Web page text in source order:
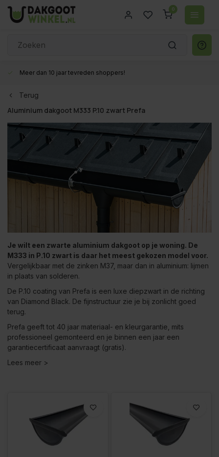
0
Gratis verzenden vanaf €200,- excl. btw
Terug
Aluminium dakgoot M333 P.10 zwart Prefa
Je wilt een zwarte aluminium dakgoot op je woning. De
M333 in P.10 zwart is daar het meest gekozen model voor.
Vergelijkbaar met de zinken M37, maar dan in aluminium: lijmen
in plaats van solderen.
De P.10 coating van Prefa is een luxe diepzwart in de richting
van Diamond Black. De fijnstructuur zie je bij zonlicht goed
terug.
Prefa geeft tot 40 jaar materiaal- en kleurgarantie, mits
professioneel gemonteerd en je binnen een jaar een
garantiecertificaat aanvraagt (gratis).
Lees meer >